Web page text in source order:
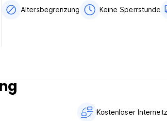
Strand und die historische Altstadt zu
Riminis bestes Terrain bietet um sich
mit Sonnenuntergang auf unserer
wartet auf euch unser JAMMIN’DINNER mit
mindestens drei mal die Woche organisieren wir
Gästen und wir denken an den Rest!
der Party Hochburgen Italiens!
Clubs, Bars un Diskotheken in Rimini,
Baia Imperiale, Villa delle Rose,
Altersbegrenzung Keine Sperrstunde
Kostenloser